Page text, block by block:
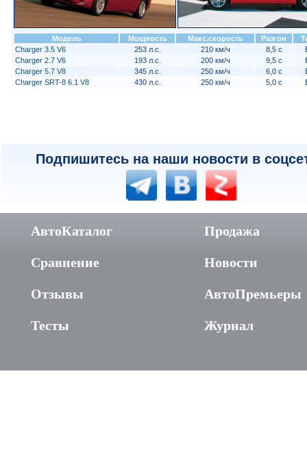
Модель Мощность Макс.скорость Разгон
Charger 3.5 V6
253 л.с. 210 км/ч 8,5 с
Charger 2.7 V6
193 л.с. 200 км/ч 9,5 с
Charger 5.7 V8
345 л.с. 250 км/ч 6,0 с
Charger SRT-8 6.1 V8
430 л.с. 250 км/ч 5,0 с
Подпишитесь на наши новости в
АвтоКаталог
Сравнение
Отзывы
Тесты
Продажа
Новости
АвтоПремьеры
Журнал